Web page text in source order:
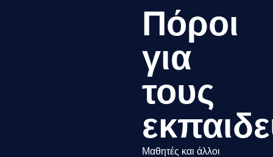
Πόροι
για
τους
Μαθητές και άλλοι